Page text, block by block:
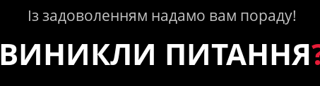
Із задоволенням надамо вам пораду!
ВИНИКЛИ ПИТАННЯ